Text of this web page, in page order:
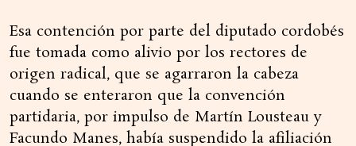
Esa contención por parte del diputado cordobés
fue tomada como alivio por los rectores de
origen radical, que se agarraron la cabeza
cuando se enteraron que la convención
partidaria, por impulso de Martín Lousteau y
Facundo Manes, había suspendido la afiliación